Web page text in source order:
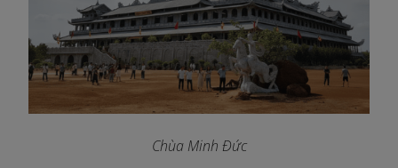
Chùa Minh Đức